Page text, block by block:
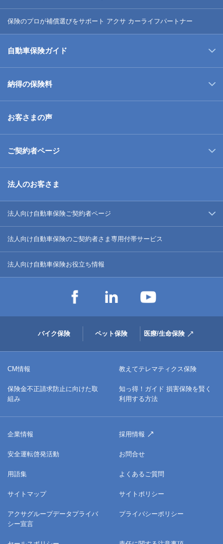
保険のプロが補償選びをサポート アクサ カーライフパートナー
自動車保険ガイド
納得の保険料
お客さまの声
ご契約者ページ
法人のお客さま
法人向け自動車保険ご契約者ページ
法人向け自動車保険のご契約者さま専用付帯サービス
法人向け自動車保険お役立ち情報
バイク保険 ペット保険 医療/生命保険
CM情報 教えてテレマティクス保険
保険金不正請求防止に向けた取
組み
知っ得！ガイド 損害保険を賢く
利用する方法
企業情報 採用情報
安全運転啓発活動 お問合せ
用語集 よくあるご質問
サイトマップ サイトポリシー
アクサグループデータプライバ
シー宣言
プライバシーポリシー